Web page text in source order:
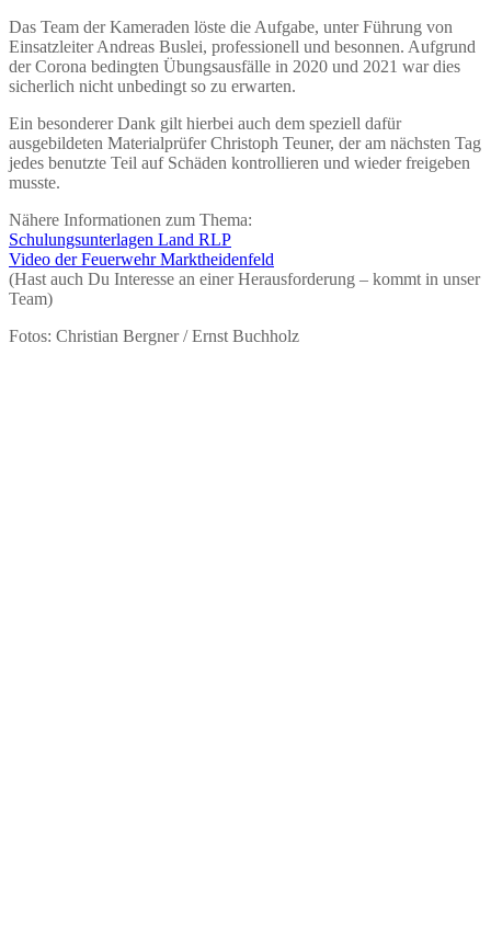
Das Team der Kameraden löste die Aufgabe, unter Führung von
Einsatzleiter Andreas Buslei, professionell und besonnen. Aufgrund
der Corona bedingten Übungsausfälle in 2020 und 2021 war dies
sicherlich nicht unbedingt so zu erwarten.
Ein besonderer Dank gilt hierbei auch dem speziell dafür
ausgebildeten Materialprüfer Christoph Teuner, der am nächsten Tag
jedes benutzte Teil auf Schäden kontrollieren und wieder freigeben
musste.
Nähere Informationen zum Thema:
Schulungsunterlagen Land RLP
Video der Feuerwehr Marktheidenfeld
(Hast auch Du Interesse an einer Herausforderung – kommt in unser
Team)
Fotos: Christian Bergner / Ernst Buchholz